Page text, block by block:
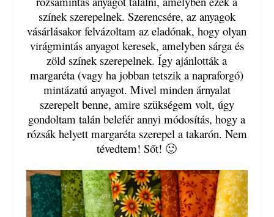
színek szerepelnek. Szerencsére, az anyagok
vásárlásakor felvázoltam az eladónak, hogy olyan
virágmintás anyagot keresek, amelyben sárga és
zöld színek szerepelnek. Így ajánlották a
margaréta (vagy ha jobban tetszik a napraforgó)
mintázatú anyagot. Mivel minden árnyalat
szerepelt benne, amire szükségem volt, úgy
gondoltam talán belefér annyi módosítás, hogy a
rózsák helyett margaréta szerepel a takarón. Nem
tévedtem! Sőt! 🙂